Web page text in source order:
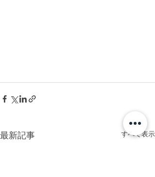
最新記事 すべて表示